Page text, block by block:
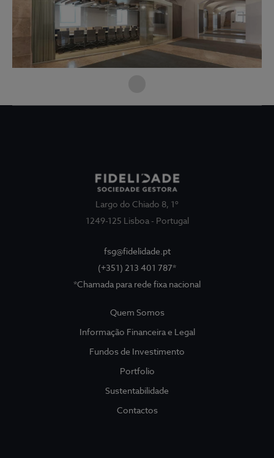
Show submenu
Informação Financeira e Legal
Largo do Chiado 8, 1º
1249-125 Lisboa - Portugal
fsg@fidelidade.pt
(+351) 213 401 787*
*Chamada para rede fixa nacional
Quem Somos
Informação Financeira e Legal
Fundos de Investimento
Portfolio
Sustentabilidade
Contactos